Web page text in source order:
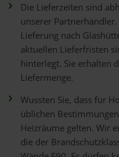
Die Lieferzeiten sind
unserer
Lieferung nach
aktuellen Lieferfristen
hinterlegt. Sie erhalten
Liefermenge.
Wussten Sie, dass für
üblichen
Heizräume gelten. Wir
die der